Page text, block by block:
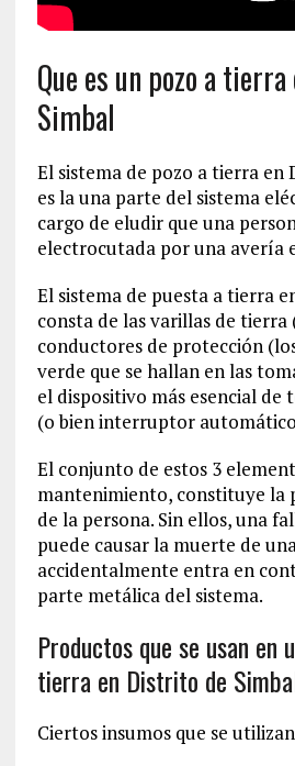
Que es un pozo a
Simbal
El sistema de pozo a tierra en
es la una parte del sistema
cargo de eludir que una
electrocutada por una avería
El sistema de puesta a tierra
consta de las varillas de tierra
conductores de protección
verde que se hallan en las
el dispositivo más esencial de
(o bien interruptor
El conjunto de estos 3
mantenimiento, constituye la
de la persona. Sin ellos, una
puede causar la muerte de
accidentalmente entra en
parte metálica del sistema.
Productos que se usan en
tierra en Distrito de
Ciertos insumos que se